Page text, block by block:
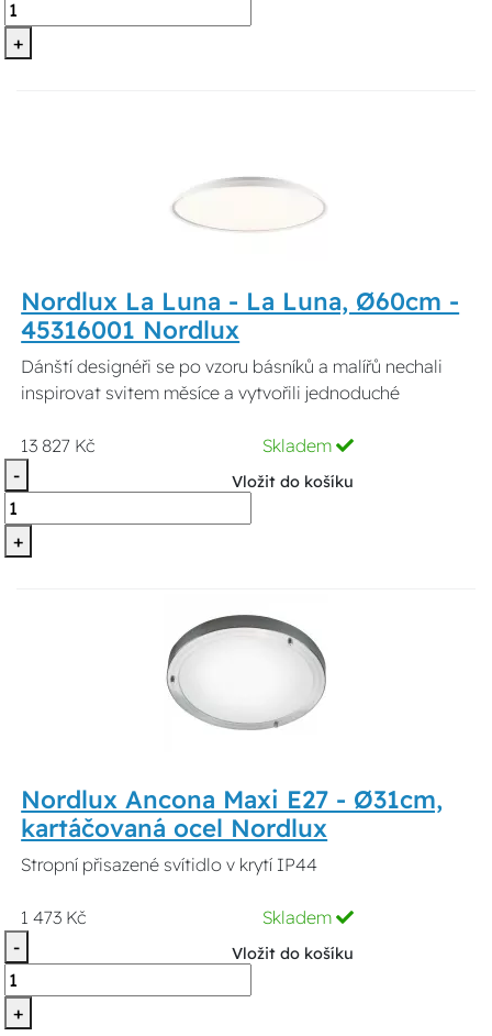
+
Nordlux La Luna - La Luna, Ø60cm -
45316001 Nordlux
Dánští designéři se po vzoru básníků a malířů nechali
inspirovat svitem měsíce a vytvořili jednoduché
13 827 Kč
Skladem
-
+
Vložit do košíku
Nordlux Ancona Maxi E27 - Ø31cm,
kartáčovaná ocel Nordlux
Stropní přisazené svítidlo v krytí IP44
1 473 Kč
Skladem
-
+
Vložit do košíku